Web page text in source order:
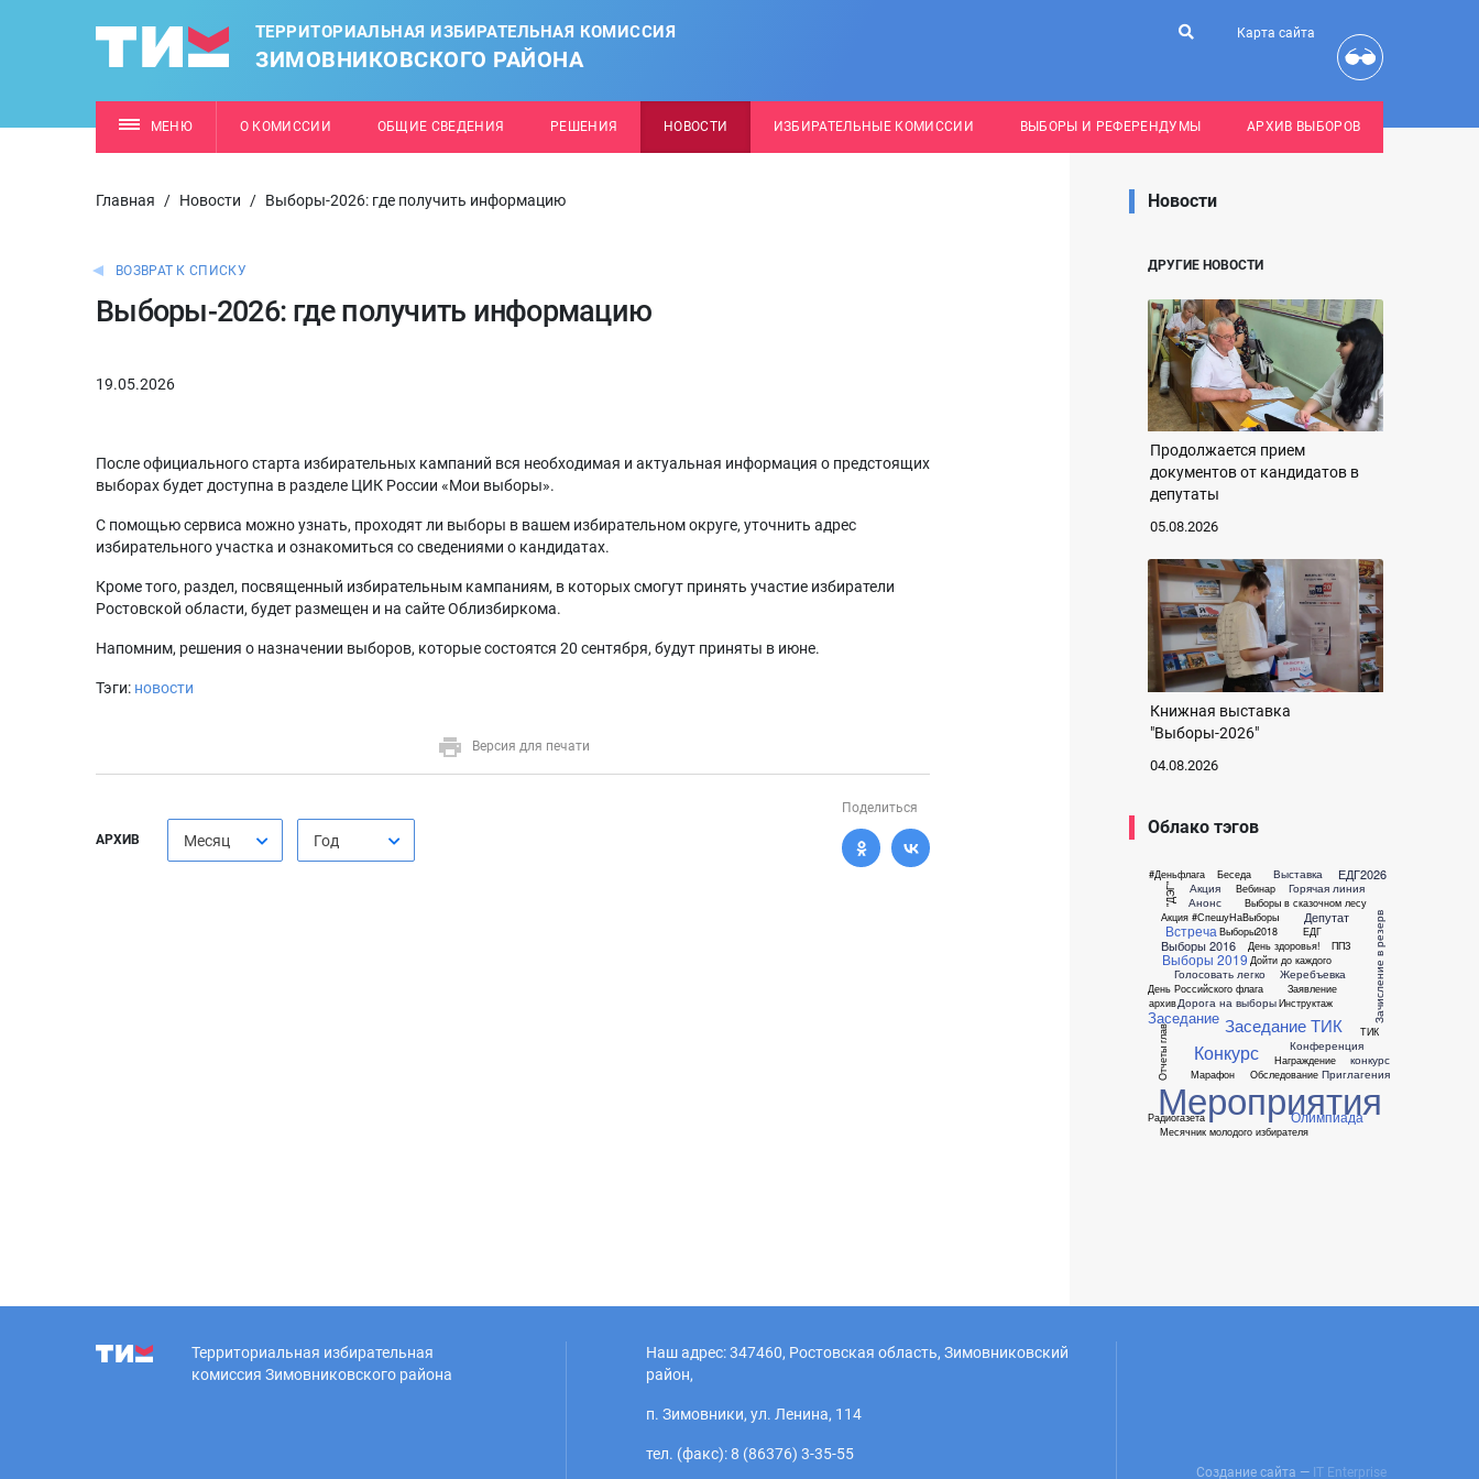
ТЕРРИТОРИАЛЬНАЯ ИЗБИРАТЕЛЬНАЯ КОМИССИЯ
ЗИМОВНИКОВСКОГО РАЙОНА
Карта сайта
МЕНЮ О КОМИССИИ ОБЩИЕ СВЕДЕНИЯ РЕШЕНИЯ НОВОСТИ ИЗБИРАТЕЛЬНЫЕ КОМИССИИ ВЫБОРЫ И РЕФЕРЕНДУМЫ АРХИВ ВЫБОРОВ
Главная / Новости / Выборы-2026: где получить информацию
ВОЗВРАТ К СПИСКУ
Выборы-2026: где получить информацию
19.05.2026
После официального старта избирательных кампаний вся необходимая и актуальная информация о предстоящих
выборах будет доступна в разделе ЦИК России «Мои выборы».
С помощью сервиса можно узнать, проходят ли выборы в вашем избирательном округе, уточнить адрес
избирательного участка и ознакомиться со сведениями о кандидатах.
Кроме того, раздел, посвященный избирательным кампаниям, в которых смогут принять участие избиратели
Ростовской области, будет размещен и на сайте Облизбиркома.
Напомним, решения о назначении выборов, которые состоятся 20 сентября, будут приняты в июне.
Тэги: новости
Версия для печати
АРХИВ Месяц Год
Поделиться
Новости
ДРУГИЕ НОВОСТИ
Продолжается прием
документов от кандидатов в
депутаты
05.08.2026
Книжная выставка
"Выборы-2026"
04.08.2026
Облако тэгов
#Деньфлага
"ДЭГ" Акция
Акция #СпешуНаВыборы
Анонс
Беседа
Вебинар
Встреча
Выборы 2016
Выборы 2019
Выборы в сказочном лесу
Выборы2018
Выставка
Голосовать легко
Горячая линия
День Российского флага
День здоровья!
Депутат
Дойти до каждого
Дорога на выборы
ЕДГ
ЕДГ2026
Жеребъевка
Заседание Заседание ТИК
Зачисление в резерв
Заявление
Инструктаж
Конкурс Конференция
Марафон
Мероприятия
Месячник молодого избирателя
Награждение
Обследование
Олимпиада
Отчеты глав
ППЗ
Приглагения
Радиогазета
ТИК
архив
конкурс
Территориальная избирательная
комиссия Зимовниковского района
Наш адрес: 347460, Ростовская область, Зимовниковский
район,
п. Зимовники, ул. Ленина, 114
тел. (факс): 8 (86376) 3-35-55
Создание сайта — IT Enterprise